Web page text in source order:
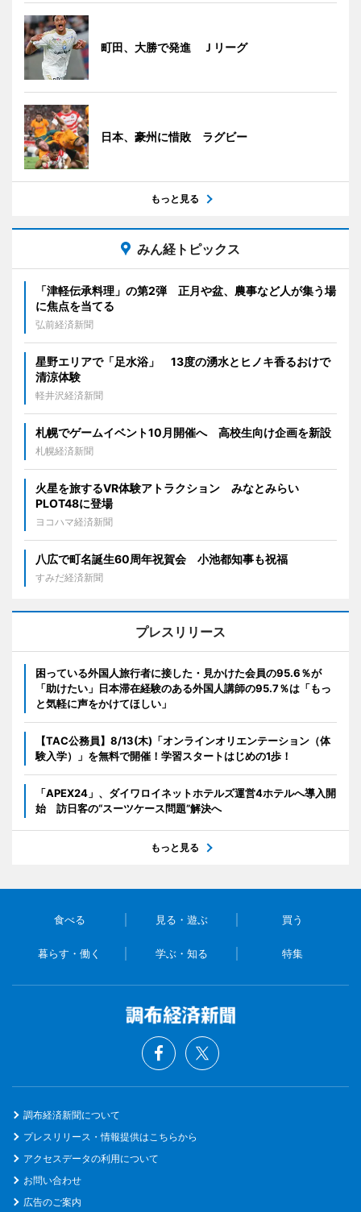
町田、大勝で発進 Ｊリーグ
日本、豪州に惜敗 ラグビー
もっと見る
みん経トピックス
「津軽伝承料理」の第2弾 正月や盆、農事など人が集う場
に焦点を当てる
弘前経済新聞
星野エリアで「足水浴」 13度の湧水とヒノキ香るおけで
清涼体験
軽井沢経済新聞
札幌でゲームイベント10月開催へ 高校生向け企画を新設
札幌経済新聞
火星を旅するVR体験アトラクション みなとみらい
PLOT48に登場
ヨコハマ経済新聞
八広で町名誕生60周年祝賀会 小池都知事も祝福
すみだ経済新聞
プレスリリース
困っている外国人旅行者に接した・見かけた会員の95.6％が
「助けたい」日本滞在経験のある外国人講師の95.7％は「もっ
と気軽に声をかけてほしい」
【TAC公務員】8/13(木)「オンラインオリエンテーション（体
験入学）」を無料で開催！学習スタートはじめの1歩！
「APEX24」、ダイワロイネットホテルズ運営4ホテルへ導入開
始 訪日客の“スーツケース問題”解決へ
もっと見る
食べる 見る・遊ぶ 買う
暮らす・働く 学ぶ・知る 特集
調布経済新聞について
プレスリリース・情報提供はこちらから
アクセスデータの利用について
お問い合わせ
広告のご案内